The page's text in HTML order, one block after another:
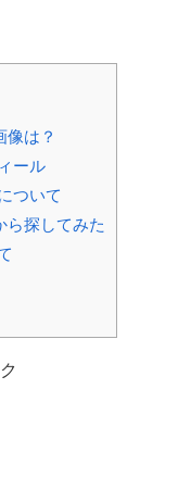
像は？
ール
ついて
ら探してみた